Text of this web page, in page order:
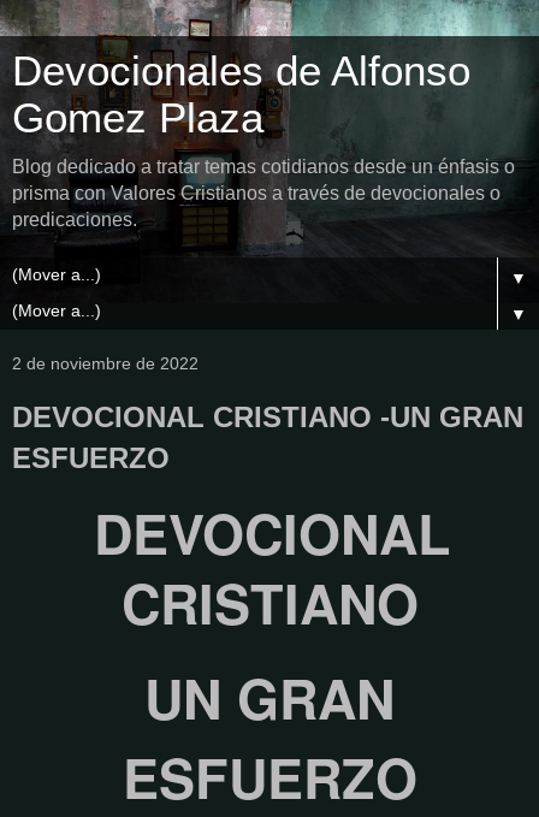
Devocionales de Alfonso
Gomez Plaza
Blog dedicado a tratar temas cotidianos desde un énfasis o
prisma con Valores Cristianos a través de devocionales o
predicaciones.
▼
▼
2 de noviembre de 2022
DEVOCIONAL CRISTIANO -UN GRAN
ESFUERZO
DEVOCIONAL
CRISTIANO
UN GRAN
ESFUERZO